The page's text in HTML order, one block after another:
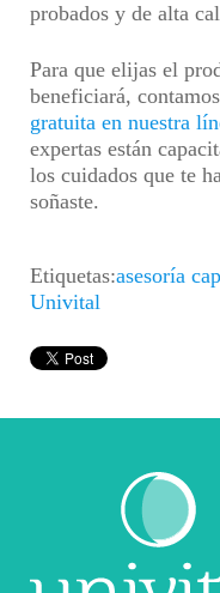
probados y de alta
Para que elijas el
beneficiará,
gratuita en nuestra
expertas están
los cuidados que te
soñaste.
Etiquetas:asesoría
Univital